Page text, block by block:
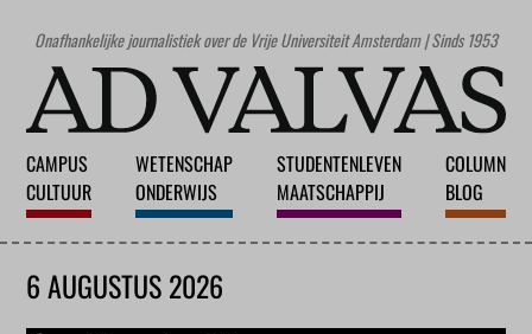
Onafhankelijke journalistiek over de Vrije Universiteit Amsterdam | Sinds 1953
CAMPUS
CULTUUR
WETENSCHAP
ONDERWIJS
STUDENTENLEVEN
MAATSCHAPPIJ
COLUMN
BLOG
6 AUGUSTUS 2026